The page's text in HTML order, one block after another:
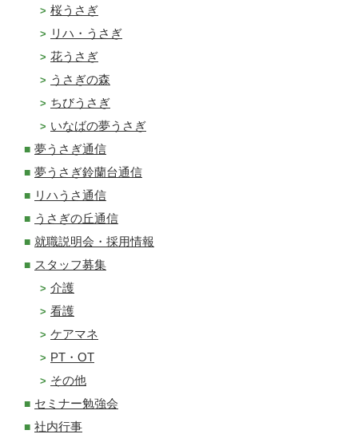
桜うさぎ
リハ・うさぎ
花うさぎ
うさぎの森
ちびうさぎ
いなばの夢うさぎ
夢うさぎ通信
夢うさぎ鈴蘭台通信
リハうさ通信
うさぎの丘通信
就職説明会・採用情報
スタッフ募集
介護
看護
ケアマネ
PT・OT
その他
セミナー勉強会
社内行事